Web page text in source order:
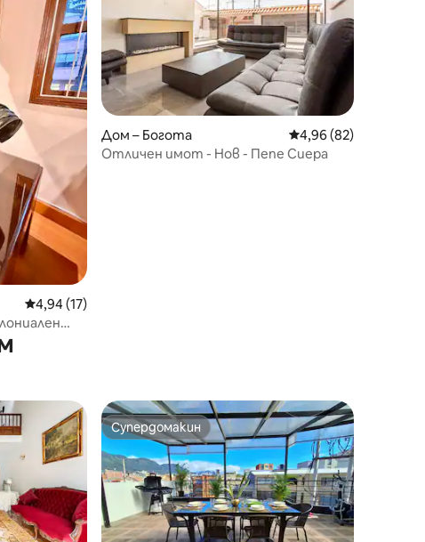
Средна оценка: 4,94 от 5, 17 отзива
4,94 (17)
взимане
Дом – Богота Средна оценка:
4,96 (82)
Отличен имот - Нов - Пепе Сиера
Супердомакин
Супердомакин